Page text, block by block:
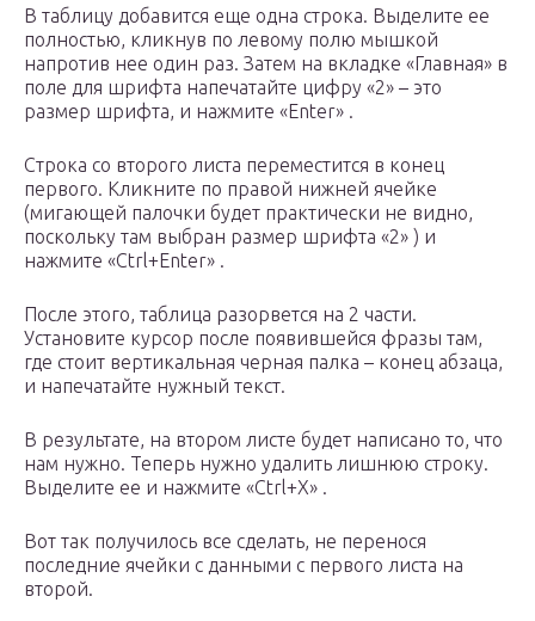
В таблицу добавится еще одна строка. Выделите ее
полностью, кликнув по левому полю мышкой
напротив нее один раз. Затем на вкладке «Главная» в
поле для шрифта напечатайте цифру «2» – это
размер шрифта, и нажмите «Enter» .
Строка со второго листа переместится в конец
первого. Кликните по правой нижней ячейке
(мигающей палочки будет практически не видно,
поскольку там выбран размер шрифта «2» ) и
нажмите «Ctrl+Enter» .
После этого, таблица разорвется на 2 части.
Установите курсор после появившейся фразы там,
где стоит вертикальная черная палка – конец абзаца,
и напечатайте нужный текст.
В результате, на втором листе будет написано то, что
нам нужно. Теперь нужно удалить лишнюю строку.
Выделите ее и нажмите «Ctrl+X» .
Вот так получилось все сделать, не перенося
последние ячейки с данными с первого листа на
второй.